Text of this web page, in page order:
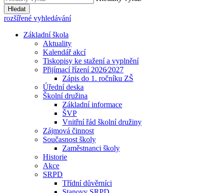
Hledat
rozšířené vyhledávání
Základní škola
Aktuality
Kalendář akcí
Tiskopisy ke stažení a vyplnění
Přijímací řízení 2026⁄2027
Zápis do 1. ročníku ZŠ
Úřední deska
Školní družina
Základní informace
ŠVP
Vnitřní řád školní družiny
Zájmová činnost
Současnost školy
Zaměstnanci školy
Historie
Akce
SRPD
Třídní důvěrníci